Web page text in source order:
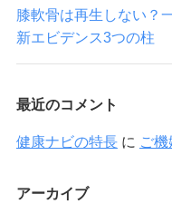
膝軟骨は再生しない？
新エビデンス3つの柱
最近のコメント
健康ナビの特長に ご
アーカイブ